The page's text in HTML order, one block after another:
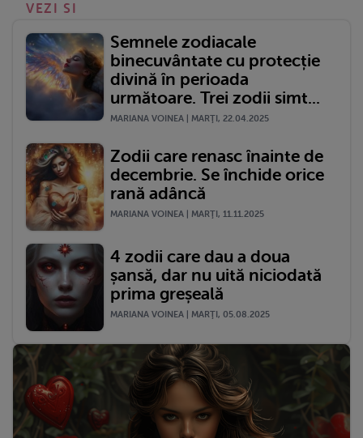
VEZI SI
Semnele zodiacale
binecuvântate cu protecție
divină în perioada
următoare. Trei zodii simt...
MARIANA VOINEA | MARŢI, 22.04.2025
Zodii care renasc înainte de
decembrie. Se închide orice
rană adâncă
MARIANA VOINEA | MARŢI, 11.11.2025
4 zodii care dau a doua
șansă, dar nu uită niciodată
prima greșeală
MARIANA VOINEA | MARŢI, 05.08.2025